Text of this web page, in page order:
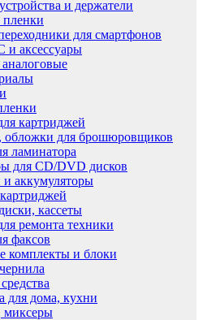
и держатели
для смартфонов
аксессуары
картриджей
для брошюровщиков
ламинатора
для CD/DVD дисков
и аккумуляторы
кассеты
ремонта техники
факсов
комплекты и блоки
для дома, кухни
миксеры